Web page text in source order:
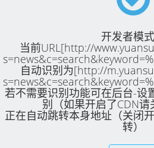
开发者模式
当前URL[http://
自动识别为[http://
若不需要识别功能可在后台-设
别（如果开启了CDN请
正在自动跳转本身地址（关闭
转）